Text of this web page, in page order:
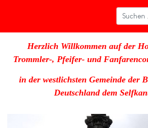
Herzlich Willkommen auf der
Trommler-, Pfeifer- und
in der westlichsten Gemeinde der
Deutschland dem